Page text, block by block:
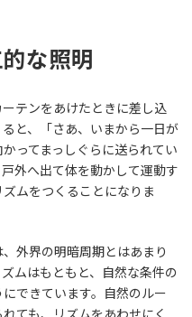
な照明
テンをあけたときに差し込
と、「さあ、いまから一日が
ってまっしぐらに送られてい
外へ出て体を動かして運動す
ムをつくることになりま
外界の明暗周期とはあまり
ムはもともと、自然な条件の
できています。自然のルー
ても、リズムをあわせにく